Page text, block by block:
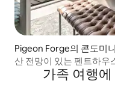
Pigeon Forge의 콘도미
산 전망이 있는 펜트하우
이에 위치가족 여행